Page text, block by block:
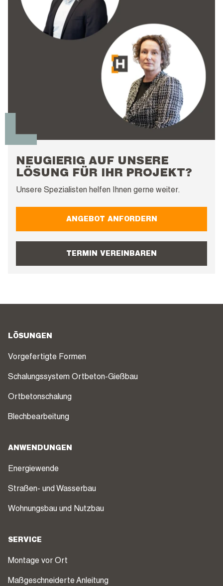
NEUGIERIG AUF UNSERE
LÖSUNG FÜR IHR PROJEKT?
Unsere Spezialisten helfen Ihnen gerne weiter.
ANGEBOT ANFORDERN
TERMIN VEREINBAREN
LÖSUNGEN
Vorgefertigte Formen
Schalungssystem Ortbeton-Gießbau
Ortbetonschalung
Blechbearbeitung
ANWENDUNGEN
Energiewende
Straßen- und Wasserbau
Wohnungsbau und Nutzbau
SERVICE
Montage vor Ort
Maßgeschneiderte Anleitung